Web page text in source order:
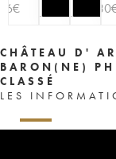
€ 30
CHÂTEAU D'
BARON(NE)
CLASSÉ
LES